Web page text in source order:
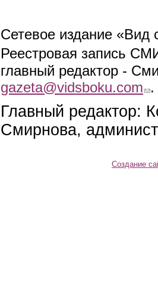
Сетевое издание «Вид
Реестровая запись
главный редактор -
gazeta@vidsboku.com (link
.
Главный редактор:
Смирнова,
Создание